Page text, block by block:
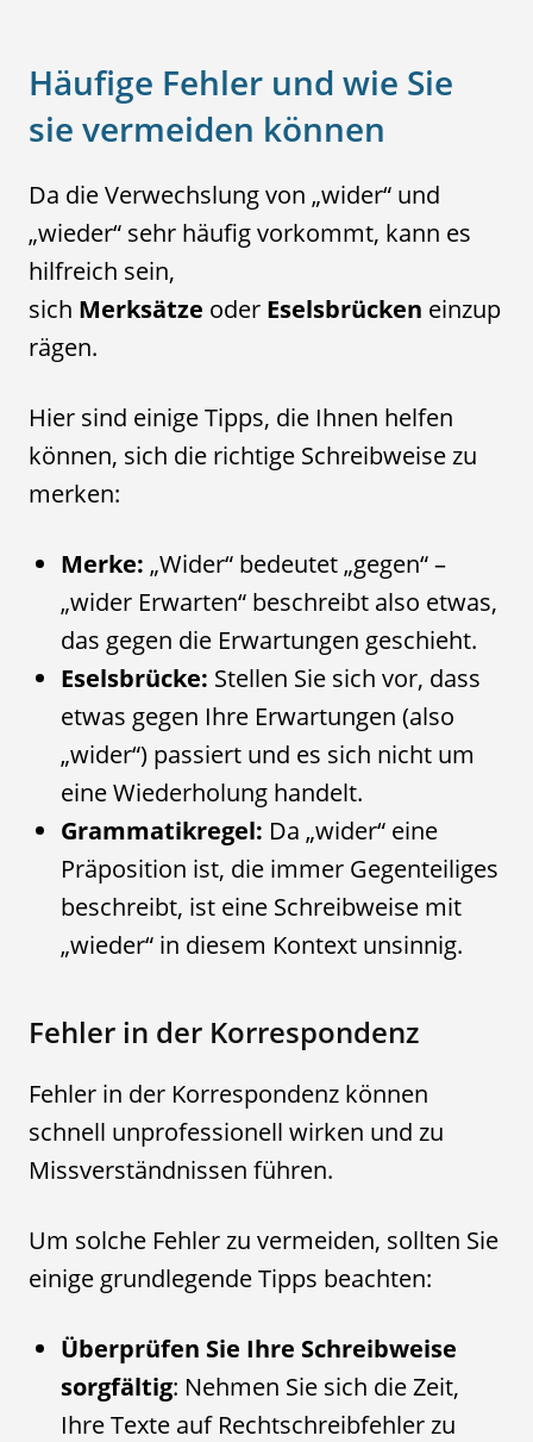
Häufige Fehler und wie Sie
sie vermeiden können
Da die Verwechslung von „wider“ und
„wieder“ sehr häufig vorkommt, kann es
hilfreich sein,
sich Merksätze oder Eselsbrücken einzup
rägen.
Hier sind einige Tipps, die Ihnen helfen
können, sich die richtige Schreibweise zu
merken:
Merke: „Wider“ bedeutet „gegen“ –
„wider Erwarten“ beschreibt also etwas,
das gegen die Erwartungen geschieht.
Eselsbrücke: Stellen Sie sich vor, dass
etwas gegen Ihre Erwartungen (also
„wider“) passiert und es sich nicht um
eine Wiederholung handelt.
Grammatikregel: Da „wider“ eine
Präposition ist, die immer Gegenteiliges
beschreibt, ist eine Schreibweise mit
„wieder“ in diesem Kontext unsinnig.
Fehler in der Korrespondenz
Fehler in der Korrespondenz können
schnell unprofessionell wirken und zu
Missverständnissen führen.
Um solche Fehler zu vermeiden, sollten Sie
einige grundlegende Tipps beachten:
Überprüfen Sie Ihre Schreibweise
sorgfältig: Nehmen Sie sich die Zeit,
Ihre Texte auf Rechtschreibfehler zu